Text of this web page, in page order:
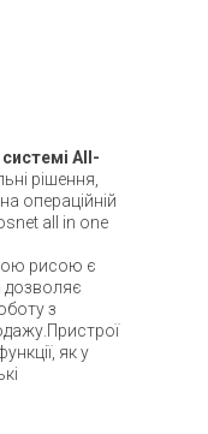
системі All-
рішення,
операційній
all in one
рисою є
дозволяє
з
як у